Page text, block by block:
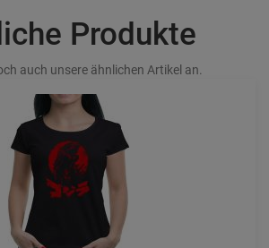
Produkte
auch unsere ähnlichen Artikel an.